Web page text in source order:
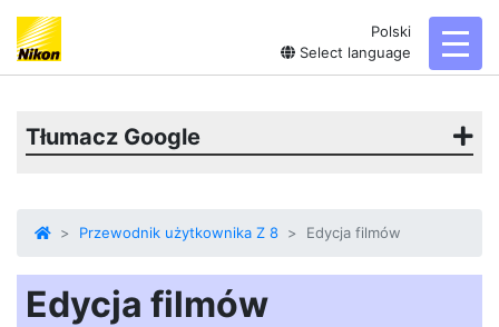
Polski
Select language
Tłumacz Google
Przewodnik użytkownika Z 8 Edycja filmów
Edycja filmów